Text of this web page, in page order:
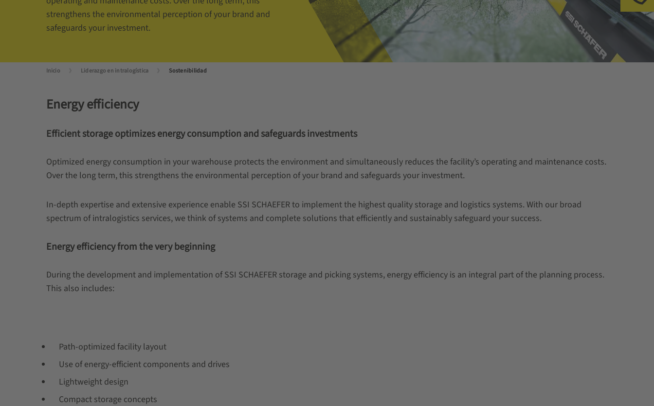
strengthens the environmental perception of your brand and
safeguards your investment.
Inicio Liderazgo en intralogística Sostenibilidad
Energy efficiency
Efficient storage optimizes energy consumption and safeguards investments
Optimized energy consumption in your warehouse protects the environment and simultaneously reduces the facility’s operating and maintenance costs.
Over the long term, this strengthens the environmental perception of your brand and safeguards your investment.
In-depth expertise and extensive experience enable SSI SCHAEFER to implement the highest quality storage and logistics systems. With our broad
spectrum of intralogistics services, we think of systems and complete solutions that efficiently and sustainably safeguard your success.
Energy efficiency from the very beginning
During the development and implementation of SSI SCHAEFER storage and picking systems, energy efficiency is an integral part of the planning process.
This also includes:
Path-optimized facility layout
Use of energy-efficient components and drives
Lightweight design
Compact storage concepts